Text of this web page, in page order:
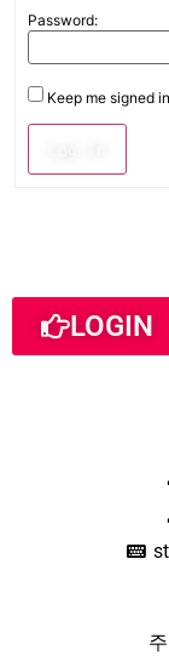
Password:
Keep me signed in
LOGIN